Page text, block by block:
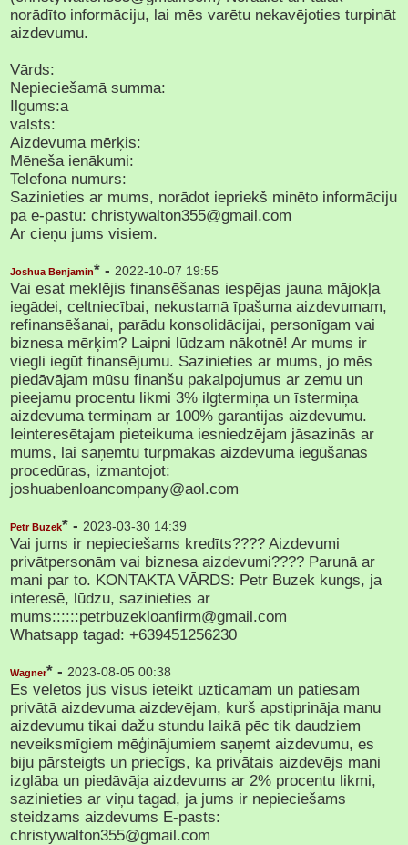
norādīto informāciju, lai mēs varētu nekavējoties turpināt
aizdevumu.
Vārds:
Nepieciešamā summa:
Ilgums:a
valsts:
Aizdevuma mērķis:
Mēneša ienākumi:
Telefona numurs:
Sazinieties ar mums, norādot iepriekš minēto informāciju
pa e-pastu: christywalton355@gmail.com
Ar cieņu jums visiem.
Joshua Benjamin* - 2022-10-07 19:55
Vai esat meklējis finansēšanas iespējas jauna mājokļa
iegādei, celtniecībai, nekustamā īpašuma aizdevumam,
refinansēšanai, parādu konsolidācijai, personīgam vai
biznesa mērķim? Laipni lūdzam nākotnē! Ar mums ir
viegli iegūt finansējumu. Sazinieties ar mums, jo mēs
piedāvājam mūsu finanšu pakalpojumus ar zemu un
pieejamu procentu likmi 3% ilgtermiņa un īstermiņa
aizdevuma termiņam ar 100% garantijas aizdevumu.
Ieinteresētajam pieteikuma iesniedzējam jāsazinās ar
mums, lai saņemtu turpmākas aizdevuma iegūšanas
procedūras, izmantojot:
joshuabenloancompany@aol.com
Petr Buzek* - 2023-03-30 14:39
Vai jums ir nepieciešams kredīts???? Aizdevumi
privātpersonām vai biznesa aizdevumi???? Parunā ar
mani par to. KONTAKTA VĀRDS: Petr Buzek kungs, ja
interesē, lūdzu, sazinieties ar
mums::::::petrbuzekloanfirm@gmail.com
Whatsapp tagad: +639451256230
Wagner* - 2023-08-05 00:38
Es vēlētos jūs visus ieteikt uzticamam un patiesam
privātā aizdevuma aizdevējam, kurš apstiprināja manu
aizdevumu tikai dažu stundu laikā pēc tik daudziem
neveiksmīgiem mēģinājumiem saņemt aizdevumu, es
biju pārsteigts un priecīgs, ka privātais aizdevējs mani
izglāba un piedāvāja aizdevums ar 2% procentu likmi,
sazinieties ar viņu tagad, ja jums ir nepieciešams
steidzams aizdevums E-pasts:
christywalton355@gmail.com